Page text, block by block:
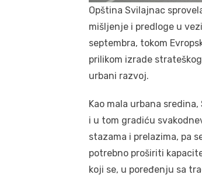
Opština Svilajnac
mišljenje i predloge u
septembra, tokom
prilikom izrade
urbani razvoj.
Kao mala urbana
i u tom gradiću
stazama i prelazima, pa
potrebno proširiti
koji se, u poređenju sa